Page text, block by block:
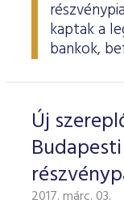
kaptak a
bankok,
Új
2017. márc. 03.